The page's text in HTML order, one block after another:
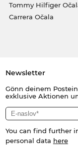
Tommy Hilfiger
Carrera Očala
Newsletter
Gönn deinem
exklusive Aktionen
You can find further
personal data here